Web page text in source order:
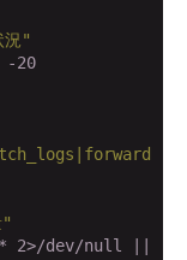
"
-20
"
2>/dev/null ||